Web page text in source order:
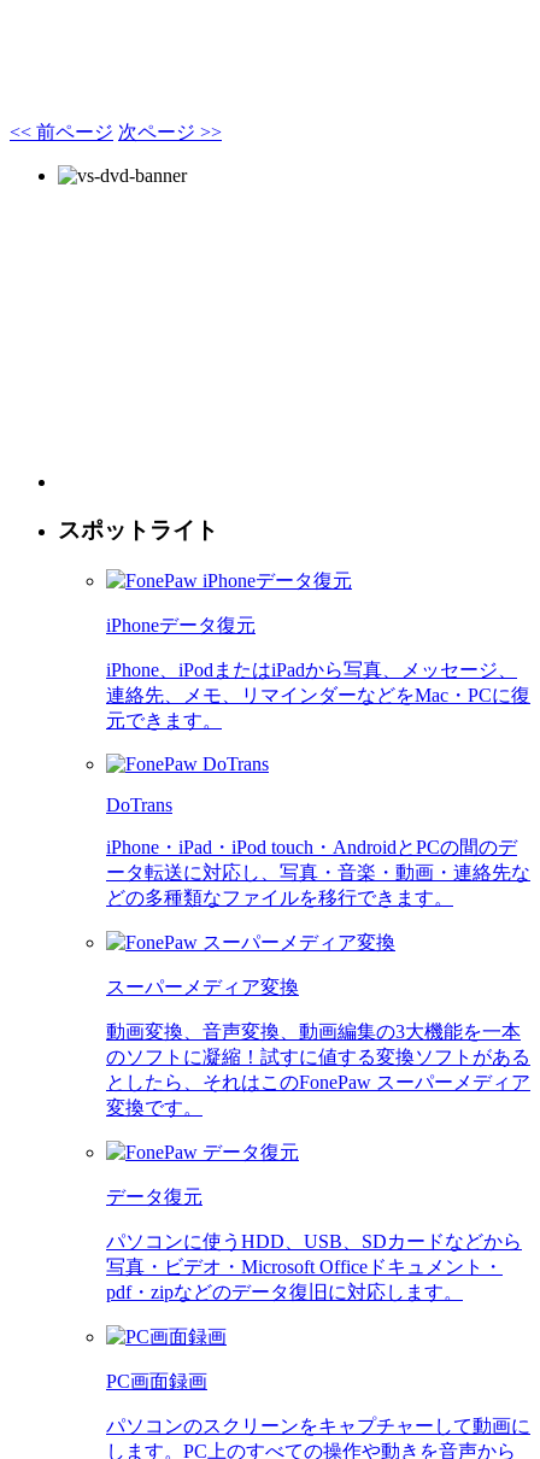
<< 前ページ 次ページ >>
スポットライト
iPhoneデータ復元
iPhone、iPodまたはiPadから写真、メッセージ、
連絡先、メモ、リマインダーなどをMac・PCに復
元できます。
DoTrans
iPhone・iPad・iPod touch・AndroidとPCの間のデ
ータ転送に対応し、写真・音楽・動画・連絡先な
どの多種類なファイルを移行できます。
スーパーメディア変換
動画変換、音声変換、動画編集の3大機能を一本
のソフトに凝縮！試すに値する変換ソフトがある
としたら、それはこのFonePaw スーパーメディア
変換です。
データ復元
パソコンに使うHDD、USB、SDカードなどから
写真・ビデオ・Microsoft Officeドキュメント・
pdf・zipなどのデータ復旧に対応します。
PC画面録画
パソコンのスクリーンをキャプチャーして動画に
します。PC上のすべての操作や動きを音声から